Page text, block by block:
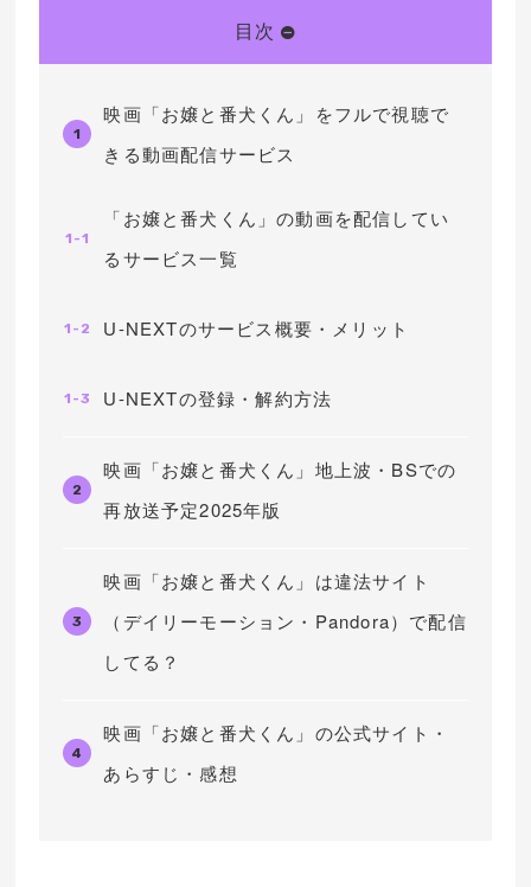
目次
1
映画「お嬢と番犬くん」をフルで視聴で
きる動画配信サービス
1-1
「お嬢と番犬くん」の動画を配信してい
るサービス一覧
1-2 U-NEXTのサービス概要・メリット
1-3 U-NEXTの登録・解約方法
2
映画「お嬢と番犬くん」地上波・BSでの
再放送予定2025年版
3
映画「お嬢と番犬くん」は違法サイト
（デイリーモーション・Pandora）で配信
してる？
4
映画「お嬢と番犬くん」の公式サイト・
あらすじ・感想